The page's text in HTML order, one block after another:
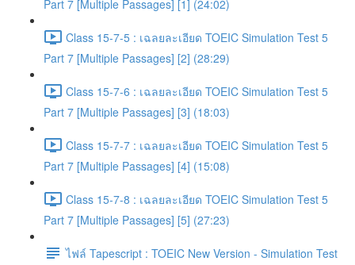
Part 7 [Multiple Passages] [1] (24:02)
Class 15-7-5 : เฉลยละเอียด TOEIC Simulation Test 5
Part 7 [Multiple Passages] [2] (28:29)
Class 15-7-6 : เฉลยละเอียด TOEIC Simulation Test 5
Part 7 [Multiple Passages] [3] (18:03)
Class 15-7-7 : เฉลยละเอียด TOEIC Simulation Test 5
Part 7 [Multiple Passages] [4] (15:08)
Class 15-7-8 : เฉลยละเอียด TOEIC Simulation Test 5
Part 7 [Multiple Passages] [5] (27:23)
ไฟล์ Tapescript : TOEIC New Version - Simulation Test